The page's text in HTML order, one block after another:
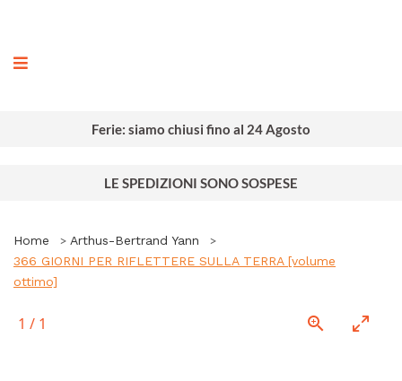
Ferie: siamo chiusi fino al 24 Agosto
LE SPEDIZIONI SONO SOSPESE
Home
Arthus-Bertrand Yann
366 GIORNI PER RIFLETTERE SULLA TERRA [volume
ottimo]
1 / 1